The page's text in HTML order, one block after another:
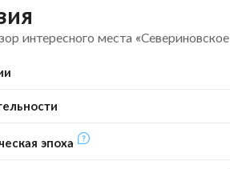
интересного места
эпоха